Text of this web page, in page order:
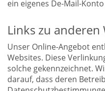
ein eigenes De-Mail-
Links zu anderen
Unser Online-Angebot
Websites. Diese
solche gekennzeichnet.
darauf, dass deren